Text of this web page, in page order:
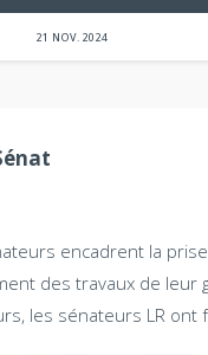
21 NOV. 2024
encadrent la
des travaux de leur
les sénateurs LR ont